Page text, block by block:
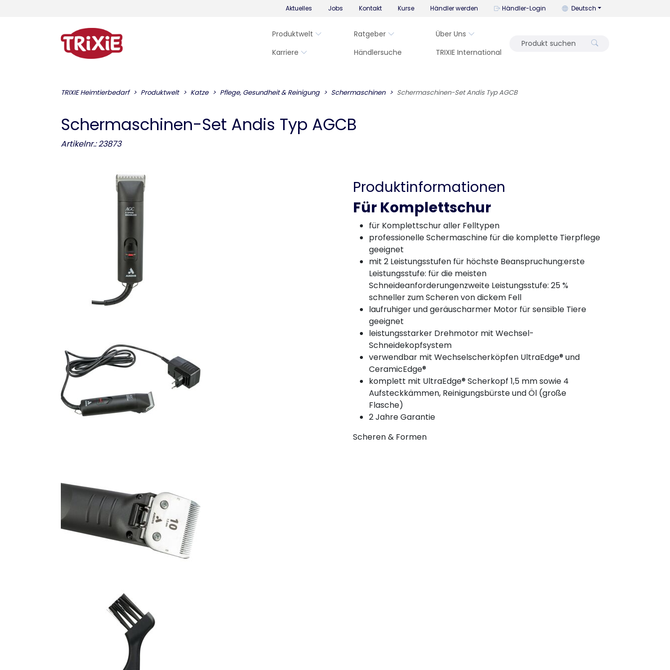
Aktuelles Jobs Kontakt Kurse Händler werden Händler-Login Mit diesem Menü können Sie
Deutsch
Produktwelt Ratgeber
Über Uns
Karriere
Händlersuche TRIXIE International
TRIXIE Heimtierbedarf Produktwelt Katze Pflege, Gesundheit & Reinigung Schermaschinen Schermaschinen-Set Andis Typ AGCB
Schermaschinen-Set Andis Typ AGCB
Artikelnr.: 23873
Produktinformationen
Für Komplettschur
für Komplettschur aller Felltypen
professionelle Schermaschine für die komplette Tierpflege
geeignet
mit 2 Leistungsstufen für höchste Beanspruchung:erste
Leistungsstufe: für die meisten
Schneideanforderungenzweite Leistungsstufe: 25 %
schneller zum Scheren von dickem Fell
laufruhiger und geräuscharmer Motor für sensible Tiere
geeignet
leistungsstarker Drehmotor mit Wechsel-
Schneidekopfsystem
verwendbar mit Wechselscherköpfen UltraEdge® und
CeramicEdge®
komplett mit UltraEdge® Scherkopf 1,5 mm sowie 4
Aufsteckkämmen, Reinigungsbürste und Öl (große
Flasche)
2 Jahre Garantie
Scheren & Formen